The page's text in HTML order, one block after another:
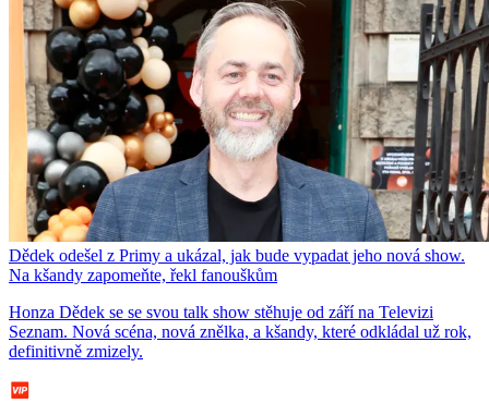
Dědek odešel z Primy a ukázal, jak bude vypadat jeho nová show.
Na kšandy zapomeňte, řekl fanouškům
Honza Dědek se se svou talk show stěhuje od září na Televizi
Seznam. Nová scéna, nová znělka, a kšandy, které odkládal už rok,
definitivně zmizely.